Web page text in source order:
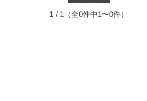
1 / 1（全0件中1〜0件）